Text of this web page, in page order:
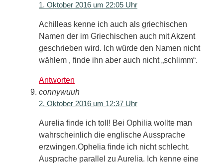
1. Oktober 2016 um 22:05 Uhr
Achilleas kenne ich auch als griechischen
Namen der im Griechischen auch mit Akzent
geschrieben wird. Ich würde den Namen nicht
wählem , finde ihn aber auch nicht „schlimm“.
Antworten
connywuuh
2. Oktober 2016 um 12:37 Uhr
Aurelia finde ich toll! Bei Ophilia wollte man
wahrscheinlich die englische Aussprache
erzwingen.Ophelia finde ich nicht schlecht.
Ausprache parallel zu Aurelia. Ich kenne eine